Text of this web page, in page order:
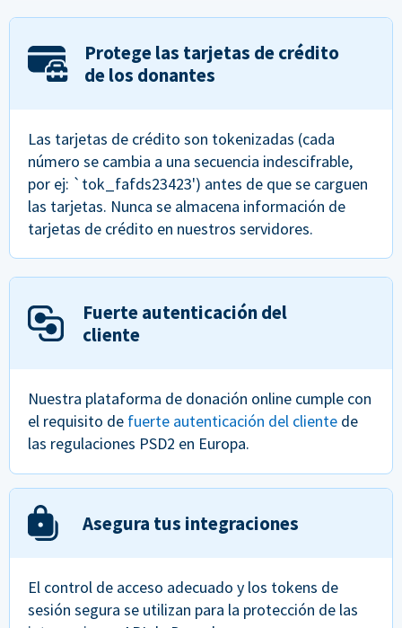
Protege las tarjetas de crédito
de los donantes
Las tarjetas de crédito son tokenizadas (cada
número se cambia a una secuencia indescifrable,
por ej: `tok_fafds23423') antes de que se carguen
las tarjetas. Nunca se almacena información de
tarjetas de crédito en nuestros servidores.
Fuerte autenticación del
cliente
Nuestra plataforma de donación online cumple con
el requisito de fuerte autenticación del cliente de
las regulaciones PSD2 en Europa.
Asegura tus integraciones
El control de acceso adecuado y los tokens de
sesión segura se utilizan para la protección de las